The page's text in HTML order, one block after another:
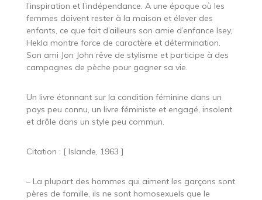
l’inspiration et l’indépendance. A une époque où les
femmes doivent rester à la maison et élever des
enfants, ce que fait d’ailleurs son amie d’enfance Isey,
Hekla montre force de caractère et détermination.
Son ami Jon John rêve de stylisme et participe à des
campagnes de pèche pour gagner sa vie.
Un livre étonnant sur la condition féminine dans un
pays peu connu, un livre féministe et engagé, insolent
et drôle dans un style peu commun.
Citation : [ Islande, 1963 ]
– La plupart des hommes qui aiment les garçons sont
pères de famille, ils ne sont homosexuels que le